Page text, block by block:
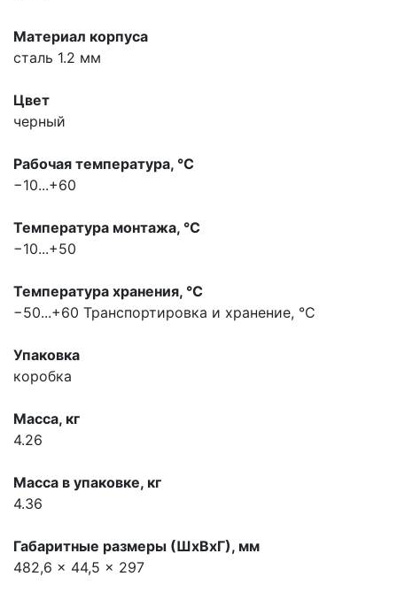
Материал корпуса
сталь 1.2 мм
Цвет
черный
Рабочая температура, °С
−10...+60
Температура монтажа, °С
−10...+50
Температура хранения, °С
−50...+60 Транспортировка и хранение, °С
Упаковка
коробка
Масса, кг
4.26
Масса в упаковке, кг
4.36
Габаритные размеры (ШхВхГ), мм
482,6 x 44,5 x 297